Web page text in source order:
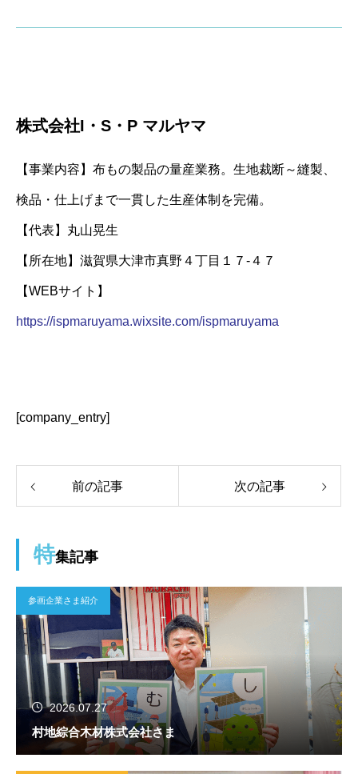
株式会社I・S・P マルヤマ
【事業内容】布もの製品の量産業務。生地裁断～縫製、
検品・仕上げまで一貫した生産体制を完備。
【代表】丸山晃生
【所在地】滋賀県大津市真野４丁目１７-４７
【WEBサイト】
https://ispmaruyama.wixsite.com/ispmaruyama
[company_entry]
前の記事 次の記事
特集記事
参画企業さま紹介
2026.07.27
村地綜合木材株式会社さま